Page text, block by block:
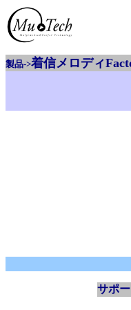
製品->着信メロディ
サポ